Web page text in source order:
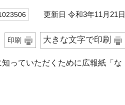
更新日 令和3年11月21日
印刷 大きな文字で印刷
っていただくために広報紙「な